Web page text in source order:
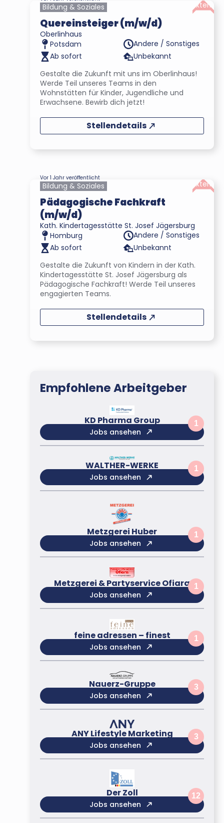
Bildung & Soziales
Quereinsteiger (m/w/d)
Oberlinhaus
Potsdam
Andere / Sonstiges
Ab sofort
Unbekannt
Gestalte die Zukunft mit uns im Oberlinhaus!
Werde Teil unseres Teams in den
Wohnstätten für Kinder, Jugendliche und
Erwachsene. Bewirb dich jetzt!
Extern
Stellendetails
Vor 1 Jahr veröffentlicht
Bildung & Soziales
Pädagogische Fachkraft
(m/w/d)
Kath. Kindertagesstätte St. Josef Jägersburg
Homburg
Andere / Sonstiges
Ab sofort
Unbekannt
Gestalte die Zukunft von Kindern in der Kath.
Kindertagesstätte St. Josef Jägersburg als
Pädagogische Fachkraft! Werde Teil unseres
engagierten Teams.
Extern
Stellendetails
Empfohlene Arbeitgeber
KD Pharma Group 1
Jobs ansehen
WALTHER-WERKE 1
Jobs ansehen
Metzgerei Huber 1
Jobs ansehen
Metzgerei & Partyservice Ofiara 1
Jobs ansehen
feine adressen – finest 1
Jobs ansehen
Nauerz-Gruppe 3
Jobs ansehen
ANY Lifestyle Marketing 3
Jobs ansehen
Der Zoll 12
Jobs ansehen